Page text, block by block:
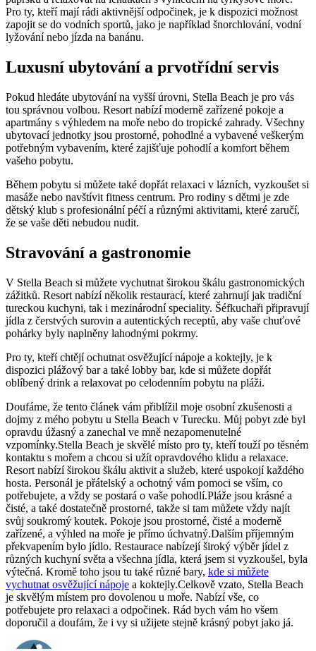
Pro ty, kteří mají rádi aktivnější odpočinek, je k dispozici možnost
zapojit se do vodních sportů, jako je například šnorchlování, vodní
lyžování nebo jízda na banánu.
Luxusní ubytování a prvotřídní servis
Pokud hledáte ubytování na vyšší úrovni, Stella Beach je pro vás
tou správnou volbou. Resort nabízí moderně zařízené pokoje a
apartmány s výhledem na moře nebo do tropické zahrady. Všechny
ubytovací jednotky jsou prostorné, pohodlné a vybavené veškerým
potřebným vybavením, které zajišťuje pohodlí a komfort během
vašeho pobytu.
Během pobytu si můžete také dopřát relaxaci v lázních, vyzkoušet si
masáže nebo navštívit fitness centrum. Pro rodiny s dětmi je zde
dětský klub s profesionální péčí a různými aktivitami, které zaručí,
že se vaše děti nebudou nudit.
Stravování a gastronomie
V Stella Beach si můžete vychutnat širokou škálu gastronomických
zážitků. Resort nabízí několik restaurací, které zahrnují jak tradiční
tureckou kuchyni, tak i mezinárodní speciality. Šéfkuchaři připravují
jídla z čerstvých surovin a autentických receptů, aby vaše chuťové
pohárky byly naplněny lahodnými pokrmy.
Pro ty, kteří chtějí ochutnat osvěžující nápoje a koktejly, je k
dispozici plážový bar a také lobby bar, kde si můžete dopřát
oblíbený drink a relaxovat po celodenním pobytu na pláži.
Doufáme, že tento článek vám přiblížil moje osobní zkušenosti a
dojmy z mého pobytu u Stella Beach v Turecku. Můj pobyt zde byl
opravdu úžasný a zanechal ve mně nezapomenutelné
vzpomínky.Stella Beach je skvělé místo pro ty, kteří touží po těsném
kontaktu s mořem a chcou si užít opravdového klidu a relaxace.
Resort nabízí širokou škálu aktivit a služeb, které uspokojí každého
hosta. Personál je přátelský a ochotný vám pomoci se vším, co
potřebujete, a vždy se postará o vaše pohodlí.Pláže jsou krásné a
čisté, a také dostatečně prostorné, takže si tam můžete vždy najít
svůj soukromý koutek. Pokoje jsou prostorné, čisté a moderně
zařízené, a výhled na moře je přímo úchvatný.Dalším příjemným
překvapením bylo jídlo. Restaurace nabízejí široký výběr jídel z
různých kuchyní světa a všechna jídla, která jsem si vyzkoušel, byla
výtečná. Kromě toho jsou tu také různé bary, kde si můžete
vychutnat osvěžující nápoje a koktejly.Celkově vzato, Stella Beach
je skvělým místem pro dovolenou u moře. Nabízí vše, co
potřebujete pro relaxaci a odpočinek. Rád bych vám ho všem
doporučil a doufám, že i vy si užijete stejně krásný pobyt jako já.